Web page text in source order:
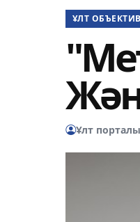
ҰЛТ ОБЪЕКТИВ
Ұлт порталы